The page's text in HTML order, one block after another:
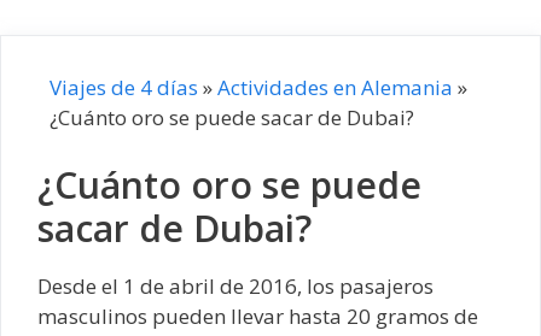
Viajes de 4 días »Actividades en Alemania »
¿Cuánto oro se puede sacar de Dubai?
¿Cuánto oro se puede
sacar de Dubai?
Desde el 1 de abril de 2016, los pasajeros
masculinos pueden llevar hasta 20 gramos de